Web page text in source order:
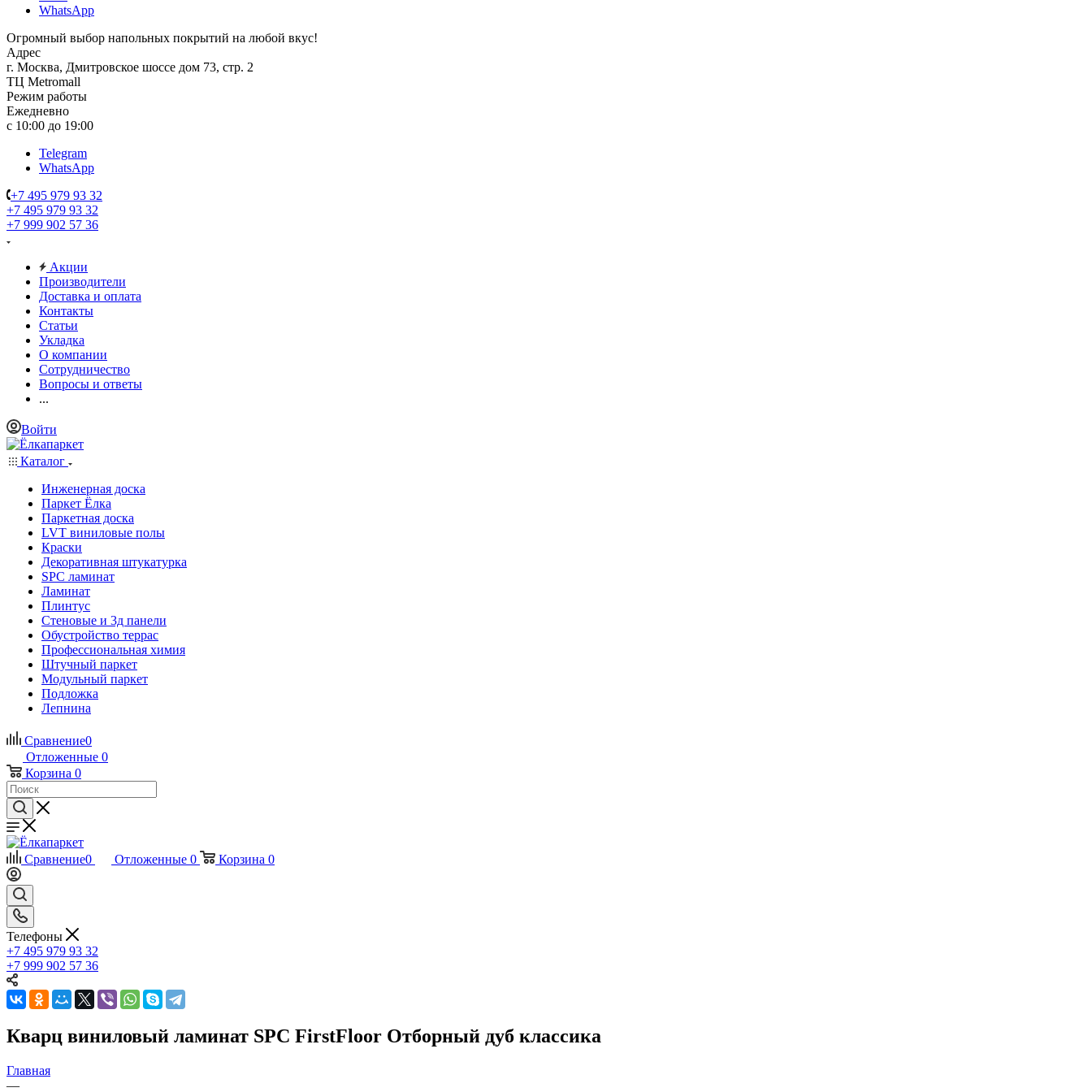
WhatsApp
Огромный выбор напольных покрытий на любой вкус!
Адрес
г. Москва, Дмитровское шоссе дом 73, стр. 2
ТЦ Metromall
Режим работы
Ежедневно
с 10:00 до 19:00
Telegram
WhatsApp
+7 495 979 93 32
+7 495 979 93 32
+7 999 902 57 36
Акции
Производители
Доставка и оплата
Контакты
Статьи
Укладка
О компании
Сотрудничество
Вопросы и ответы
...
Войти
Каталог
Инженерная доска
Паркет Ёлка
Паркетная доска
LVT виниловые полы
Краски
Декоративная штукатурка
SPC ламинат
Ламинат
Плинтус
Стеновые и 3д панели
Обустройство террас
Профессиональная химия
Штучный паркет
Модульный паркет
Подложка
Лепнина
Сравнение0
Отложенные 0
Корзина 0
Сравнение0 Отложенные 0 Корзина 0
Телефоны
+7 495 979 93 32
+7 999 902 57 36
Кварц виниловый ламинат SPC FirstFloor Отборный дуб классика
Главная
—